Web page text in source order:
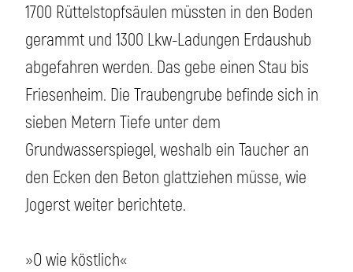
1700 Rüttelstopfsäulen müssten in den Boden
gerammt und 1300 Lkw-Ladungen Erdaushub
abgefahren werden. Das gebe einen Stau bis
Friesenheim. Die Traubengrube befinde sich in
sieben Metern Tiefe unter dem
Grundwasserspiegel, weshalb ein Taucher an
den Ecken den Beton glattziehen müsse, wie
Jogerst weiter berichtete.
»O wie köstlich«